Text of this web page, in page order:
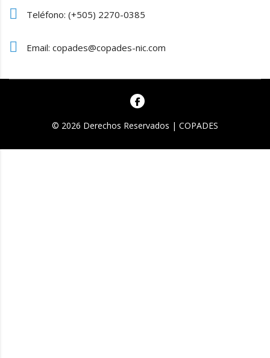
Teléfono: (+505) 2270-0385
Email: copades@copades-nic.com
© 2026 Derechos Reservados | COPADES